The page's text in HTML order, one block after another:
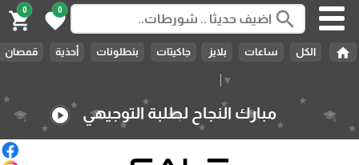
▼
search
0
favorite
0
shopping_cart
home الكل ساعات بلايز جاكيتات بنطلونات أحذية قمصان
مبارك النجاح لطلبة التوجيهي play_circle